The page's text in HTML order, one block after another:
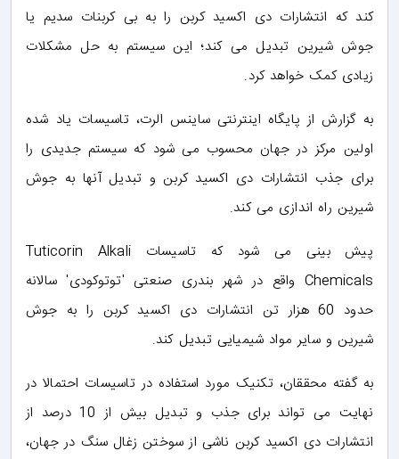
کند که انتشارات دی اکسید کربن را به بی کربنات سدیم یا
جوش شیرین تبدیل می کند؛ این سیستم به حل مشکلات
زیادی کمک خواهد کرد.
به گزارش از پایگاه اینترنتی ساینس الرت، تاسیسات یاد شده
اولین مرکز در جهان محسوب می شود که سیستم جدیدی را
برای جذب انتشارات دی اکسید کربن و تبدیل آنها به جوش
شیرین راه اندازی می کند.
پیش بینی می شود که تاسیسات Tuticorin Alkali
Chemicals واقع در شهر بندری صنعتی 'توتوکودی' سالانه
حدود 60 هزار تن انتشارات دی اکسید کربن را به جوش
شیرین و سایر مواد شیمیایی تبدیل کند.
به گفته محققان، تکنیک مورد استفاده در تاسیسات احتمالا در
نهایت می تواند برای جذب و تبدیل بیش از 10 درصد از
انتشارات دی اکسید کربن ناشی از سوختن زغال سنگ در جهان،